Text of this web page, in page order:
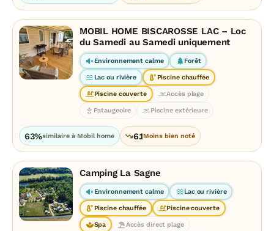
MOBIL HOME BISCAROSSE LAC – Loc
du Samedi au Samedi uniquement
Environnement calme Forêt
Lac ou rivière Piscine chauffée
Piscine couverte Accès plage
Pataugeoire Piscine extérieure
63%similaire à Mobil home 6.1Moins bien noté
Camping La Sagne
Environnement calme Lac ou rivière
Piscine chauffée Piscine couverte
Spa Accès direct plage